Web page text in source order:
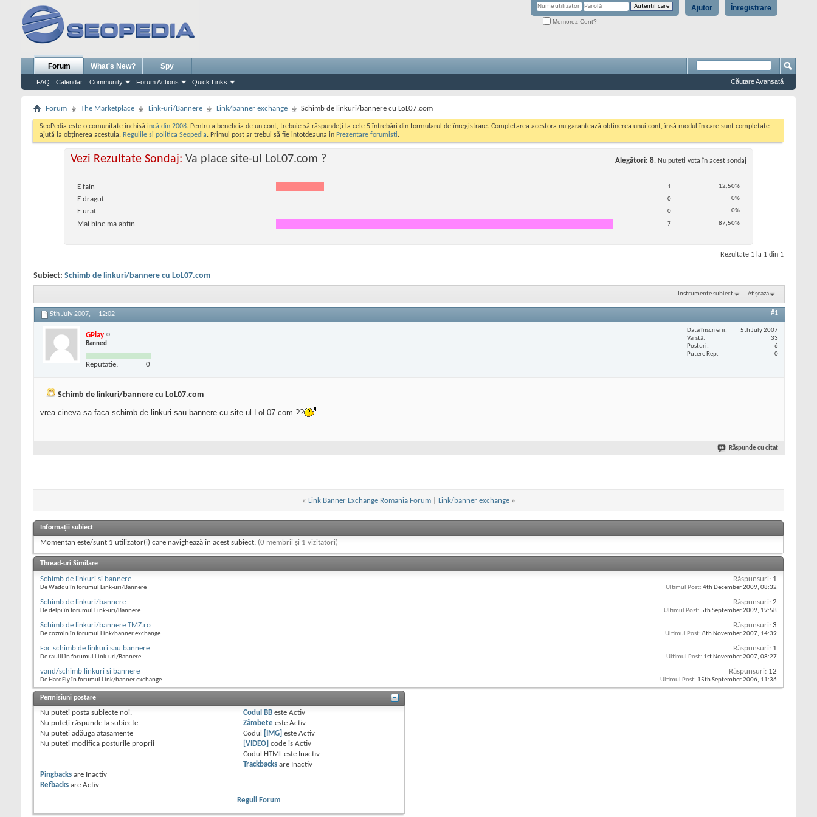
Înregistrare
Ajutor
Memorez Cont?
Forum
FAQ Calendar Community Forum Actions Quick Links
What's New? Spy
Căutare Avansată
Forum The Marketplace Link-uri/Bannere Link/banner exchange Schimb de linkuri/bannere cu LoL07.com
SeoPedia este o comunitate inchisă incă din 2008. Pentru a beneficia de un cont, trebuie să răspundeți la cele 5 întrebări din formularul de înregistrare. Completarea acestora nu garantează obținerea unui cont, însă modul în care sunt completate
ajută la obținerea acestuia. Regulile si politica Seopedia. Primul post ar trebui să fie intotdeauna in Prezentare forumisti.
Vezi Rezultate Sondaj: Va place site-ul LoL07.com ? Alegători 8. Nu puteţi vota în acest sondaj
E fain 1 12,50%
E dragut 0 0%
E urat 0 0%
Mai bine ma abtin 7 87,50%
Rezultate 1 la 1 din 1
Subiect: Schimb de linkuri/bannere cu LoL07.com
Instrumente subiect Afișează
5th July 2007, 12:02 #1
GPlay
Banned
Reputatie: 0
Data înscrierii
5th July 2007
Vârstă
33
Posturi
6
Putere Rep
0
Schimb de linkuri/bannere cu LoL07.com
vrea cineva sa faca schimb de linkuri sau bannere cu site-ul LoL07.com ??
Răspunde cu citat
« Link Banner Exchange Romania Forum| Link/banner exchange »
Informații subiect
Momentan este/sunt 1 utilizator(i) care navighează în acest subiect. (0 membrii și 1 vizitatori)
Thread-uri Similare
Schimb de linkuri si bannere
De Waddu în forumul Link-uri/Bannere
Răspunsuri: 1
Ultimul Post: 4th December 2009, 08:32
Schimb de linkuri/bannere
De delpi în forumul Link-uri/Bannere
Răspunsuri: 2
Ultimul Post: 5th September 2009, 19:58
Schimb de linkuri/bannere TMZ.ro
De cozmin în forumul Link/banner exchange
Răspunsuri: 3
Ultimul Post: 8th November 2007, 14:39
Fac schimb de linkuri sau bannere
De raulll în forumul Link-uri/Bannere
Răspunsuri: 1
Ultimul Post: 1st November 2007, 08:27
vand/schimb linkuri si bannere
De HardFly în forumul Link/banner exchange
Răspunsuri: 12
Ultimul Post: 15th September 2006, 11:36
Permisiuni postare
Nu puteţi posta subiecte noi.
Nu puteţi răspunde la subiecte
Nu puteţi adăuga ataşamente
Nu puteţi modifica posturile proprii
Codul BB esteActiv
Zâmbete esteActiv
Codul
[IMG] esteActiv
[VIDEO] code isActiv
Codul HTML este Inactiv
Trackbacks are Inactiv
Pingbacks are Inactiv
Refbacks are Activ
Reguli Forum